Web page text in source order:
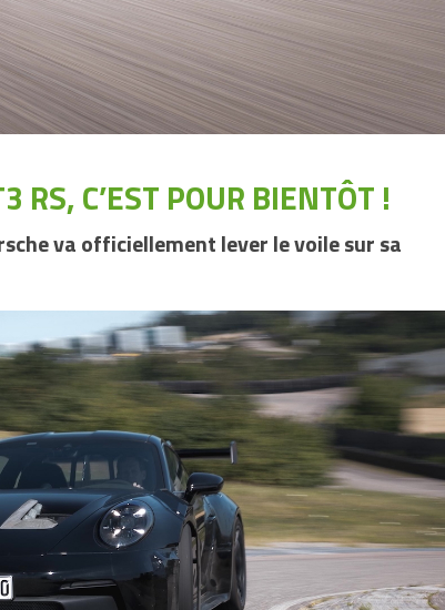
RS, C’EST POUR BIENTÔT !
va officiellement lever le voile sur sa